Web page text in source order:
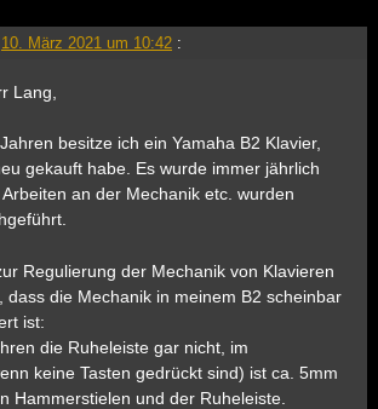
10. März 2021 um 10:42 :
Lang,
besitze ich ein Yamaha B2 Klavier,
gekauft habe. Es wurde immer jährlich
an der Mechanik etc. wurden
Regulierung der Mechanik von Klavieren
dass die Mechanik in meinem B2 scheinbar
ist:
die Ruheleiste gar nicht, im
keine Tasten gedrückt sind) ist ca. 5mm
Hammerstielen und der Ruheleiste.